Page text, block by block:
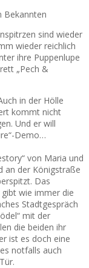
Bekannten
sind wieder
wieder reichlich
ihre Puppenlupe
„Pech &
in der Hölle
kommt nicht
Und er will
Demo…
von Maria und
an der Königstraße
Das
wie immer die
Stadtgespräch
mit der
die beiden ihr
ist es doch eine
notfalls auch